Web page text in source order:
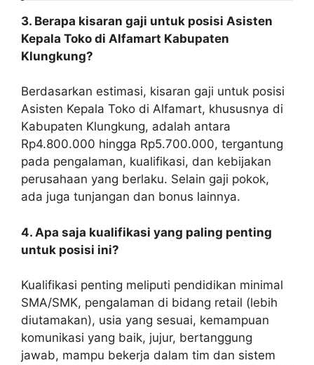
3. Berapa kisaran gaji untuk posisi Asisten
Kepala Toko di Alfamart Kabupaten
Klungkung?
Berdasarkan estimasi, kisaran gaji untuk posisi
Asisten Kepala Toko di Alfamart, khususnya di
Kabupaten Klungkung, adalah antara
Rp4.800.000 hingga Rp5.700.000, tergantung
pada pengalaman, kualifikasi, dan kebijakan
perusahaan yang berlaku. Selain gaji pokok,
ada juga tunjangan dan bonus lainnya.
4. Apa saja kualifikasi yang paling penting
untuk posisi ini?
Kualifikasi penting meliputi pendidikan minimal
SMA/SMK, pengalaman di bidang retail (lebih
diutamakan), usia yang sesuai, kemampuan
komunikasi yang baik, jujur, bertanggung
jawab, mampu bekerja dalam tim dan sistem